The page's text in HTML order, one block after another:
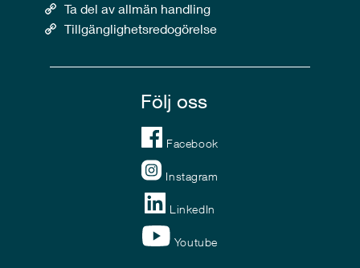
Ta del av allmän handling
Tillgänglighetsredogörelse
Följ oss
Facebook
Instagram
LinkedIn
Youtube